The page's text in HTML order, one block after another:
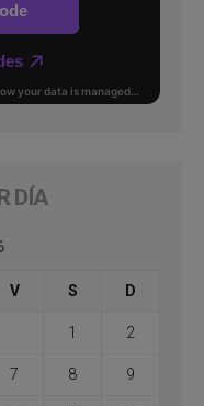
DÍA
V S D
1 2
7 8 9